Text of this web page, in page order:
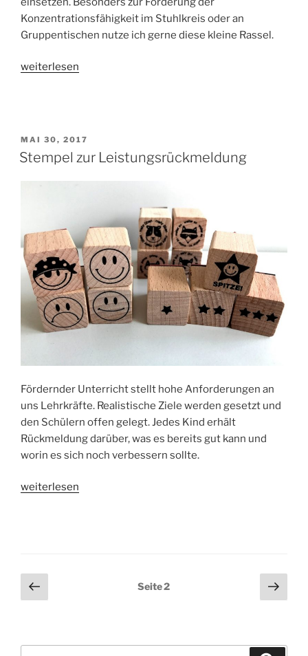
Konzentrationsfähigkeit im Stuhlkreis oder an
Gruppentischen nutze ich gerne diese kleine Rassel.
„Stilleübungen
weiterlesen
VERÖFFENTLICHT
AM
MAI 30, 2017
Stempel zur Leistungsrückmeldung
Fördernder Unterricht stellt hohe Anforderungen an
uns Lehrkräfte. Realistische Ziele werden gesetzt und
den Schülern offen gelegt. Jedes Kind erhält
Rückmeldung darüber, was es bereits gut kann und
worin es sich noch verbessern sollte.
„Stempel
weiterlesen
Seitennummerierung
der
Vorherige
Seite
Seite2